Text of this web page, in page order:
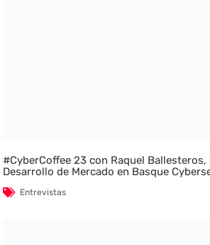
#CyberCoffee 23 con Raquel Ballesteros,
Desarrollo de Mercado en Basque
Entrevistas